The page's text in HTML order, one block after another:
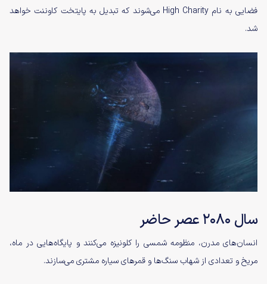
فضایی به نام High Charity می‌شوند که تبدیل به پایتخت کاوننت خواهد
شد.
سال ۲۰۸۰ عصر حاضر
انسان‌های مدرن، منظومه شمسی را کلونیزه می‌کنند و پایگاه‌هایی در ماه،
مریخ و تعدادی از شهاب سنگ‌ها و قمرهای سیاره مشتری می‌سازند.